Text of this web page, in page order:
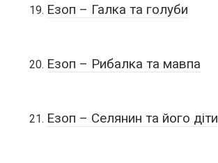
Езоп – Галка та голуби
Езоп – Рибалка та мавпа
Езоп – Селянин та його діти